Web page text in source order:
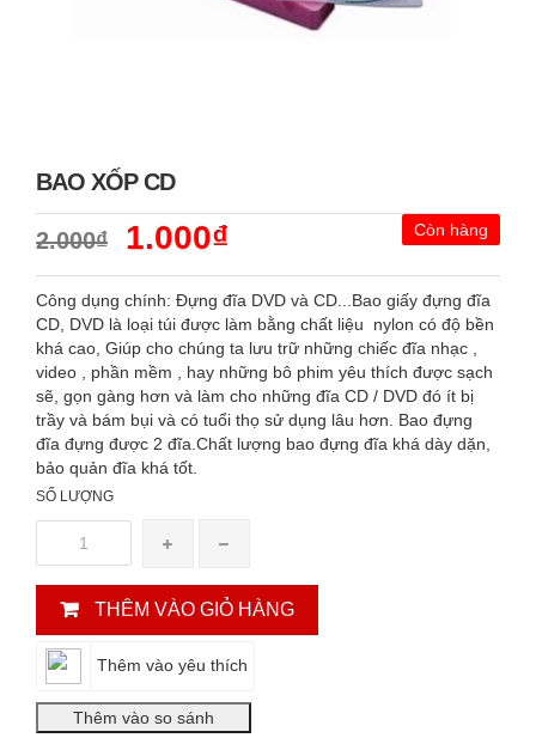
BAO XỐP CD
Còn hàng
2.000₫ 1.000₫
Công dụng chính: Đựng đĩa DVD và CD...Bao giấy đựng đĩa
CD, DVD là loại túi được làm bằng chất liệu nylon có độ bền
khá cao, Giúp cho chúng ta lưu trữ những chiếc đĩa nhạc ,
video , phần mềm , hay những bô phim yêu thích được sạch
sẽ, gọn gàng hơn và làm cho những đĩa CD / DVD đó ít bị
trầy và bám bụi và có tuổi thọ sử dụng lâu hơn. Bao đựng
đĩa đựng được 2 đĩa.Chất lượng bao đựng đĩa khá dày dặn,
bảo quản đĩa khá tốt.
SỐ LƯỢNG
THÊM VÀO GIỎ HÀNG
Thêm vào yêu thích